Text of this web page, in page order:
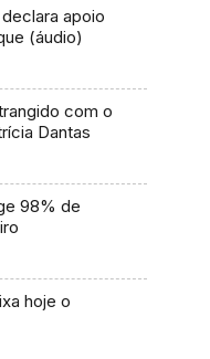
apoio
(áudio)
com o
Dantas
98% de
hoje o